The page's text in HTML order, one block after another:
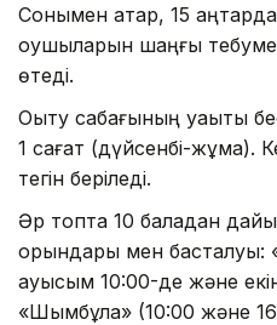
Сонымен қатар, 15
оқушыларын шаңғы
өтеді.
Оқыту сабағының уақыты
1 сағат (дүйсенбі-жұма).
тегін беріледі.
Әр топта 10 баладан
орындары мен басталуы:
ауысым 10:00-де және
«Шымбұлақ» (10:00 және